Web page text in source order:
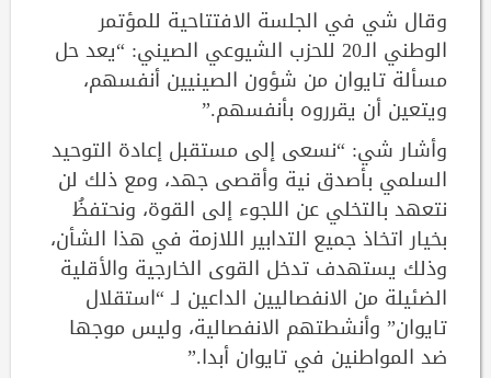
وقال شي في الجلسة الافتتاحية للمؤتمر
الوطني الـ20 للحزب الشيوعي الصيني: “يعد حل
مسألة تايوان من شؤون الصينيين أنفسهم،
ويتعين أن يقرروه بأنفسهم.”
وأشار شي: “نسعى إلى مستقبل إعادة التوحيد
السلمي بأصدق نية وأقصى جهد، ومع ذلك لن
نتعهد بالتخلي عن اللجوء إلى القوة، ونحتفظُ
بخيار اتخاذ جميع التدابير اللازمة في هذا الشأن،
وذلك يستهدف تدخل القوى الخارجية والأقلية
الضئيلة من الانفصاليين الداعين لـ “استقلال
تايوان” وأنشطتهم الانفصالية، وليس موجها
ضد المواطنين في تايوان أبدا.”